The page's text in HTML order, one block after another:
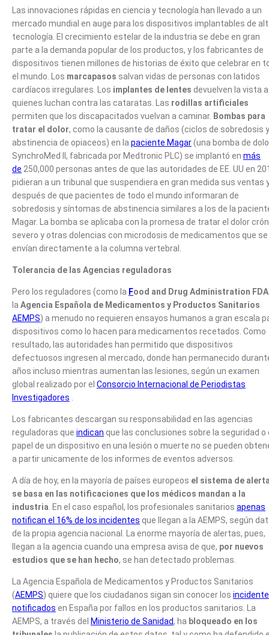
Las innovaciones rápidas en ciencia y tecnología han llevado a un
mercado mundial en auge para los dispositivos implantables de
tecnología. El crecimiento estelar de la industria se debe en gran
parte a la demanda popular de los productos, y los fabricantes de
dispositivos tienen millones de historias de éxito que celebrar en
el mundo. Los marcapasos salvan vidas de personas con latidos
cardíacos irregulares. Los implantes de lentes devuelven la vista a
quienes luchan contra las cataratas. Las rodillas artificiales
permiten que los discapacitados vuelvan a caminar. Bombas para
tratar el dolor, como la causante de daños (ciclos de sobredosis y
abstinencia de opiaceos) en la paciente Magar(una bomba de
SynchroMed II, fabricada por Medtronic PLC) se implantó en más
de 250,000 personas antes de que las autoridades de EE. UU en
pidieran a un tribunal que suspendiera en gran medida sus ventas
después de que pacientes de todo el mundo informaran de
sobredosis y síntomas de abstinencia similares a los de la
Magar. La bomba se aplicaba con la promesa de tratar el dolor
severo y otras dolencias con microdosis de medicamentos que se
envían directamente a la columna vertebral.
Tolerancia de las Agencias reguladoras
Pero los reguladores (como la Food and Drug Administration FDA
la Agencia Española de Medicamentos y Productos Sanitarios
AEMPS) a menudo no requieren ensayos humanos a gran escala
dispositivos como lo hacen para medicamentos recetados. Como
resultado, las autoridades han permitido que dispositivos
defectuosos ingresen al mercado, donde han permanecido
años incluso mientras aumentan las lesiones, según un examen
global realizado por el Consorcio Internacional de Periodistas
Investigadores
Los fabricantes descargan su responsabilidad en las agencias
reguladoras que indican que las conclusiones sobre la seguridad o
papel de un dispositivo en una lesión o muerte no se pueden
a partir unicamente de los informes de eventos adversos.
A día de hoy, en la mayoría de países europeos el sistema de
se basa en las notificaciones que los médicos mandan a la
industria . En el caso español, los profesionales sanitarios apenas
notifican el 16% de los incidentes que llegan a la AEMPS, según
de la propia agencia nacional. La enorme mayoría de alertas, pues,
llegan a la agencia cuando una empresa avisa de que, por nuevos
estudios que se han hecho, se han detectado problemas.
La Agencia Española de Medicamentos y Productos Sanitarios
(AEMPS) quiere que los ciudadanos sigan sin conocer los
notificados en España por fallos en los productos sanitarios. La
AEMPS, a través del Ministerio de Sanidad, ha bloqueado en los